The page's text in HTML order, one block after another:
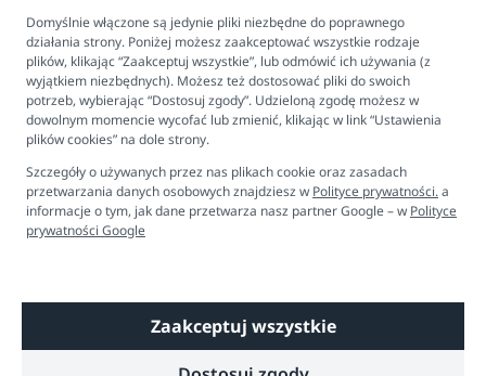
Ustawienia plików cookies
Biuro obsługi klienta
Pon. - Pt. 9:00 - 16:00
Copyright © 2026 Dobre Liski - Bezpieczne dzieci, spokojne mamy
Domyślnie włączone są jedynie pliki niezbędne do poprawnego
działania strony. Poniżej możesz zaakceptować wszystkie rodzaje
plików, klikając “Zaakceptuj wszystkie”, lub odmówić ich używania (z
wyjątkiem niezbędnych). Możesz też dostosować pliki do swoich
potrzeb, wybierając “Dostosuj zgody”. Udzieloną zgodę możesz w
dowolnym momencie wycofać lub zmienić, klikając w link “Ustawienia
plików cookies” na dole strony.
Szczegóły o używanych przez nas plikach cookie oraz zasadach
przetwarzania danych osobowych znajdziesz w Polityce prywatności.a
informacje o tym, jak dane przetwarza nasz partner Google – w Polityce
prywatności Google
Zaakceptuj wszystkie